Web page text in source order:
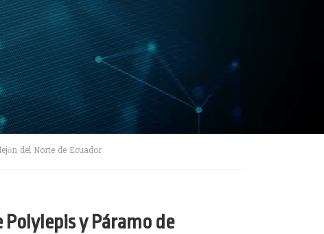
del Norte de Ecuador
y Páramo de